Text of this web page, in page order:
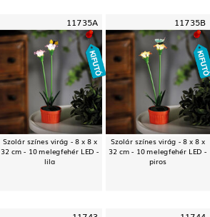
11735A
Szolár színes virág - 8 x 8 x
32 cm - 10 melegfehér LED -
lila
11735B
Szolár színes virág - 8 x 8 x
32 cm - 10 melegfehér LED -
piros